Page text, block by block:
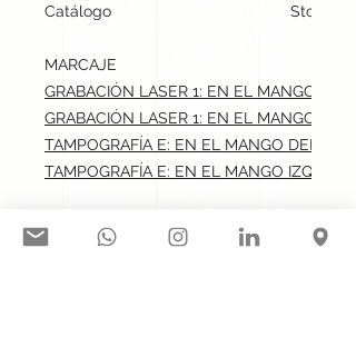
Catálogo
Stock
MARCAJE
GRABACIÓN LASER 1: EN EL MANGO
GRABACIÓN LASER 1: EN EL MANGO
TAMPOGRAFÍA E: EN EL MANGO
TAMPOGRAFÍA E: EN EL MANGO